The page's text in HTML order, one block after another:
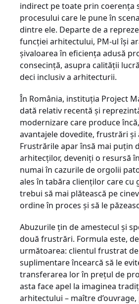
indirect pe toate prin coerența
procesului care le pune în
dintre ele. Departe de a
funcției arhitectului, PM-ul își
șivaloarea în eficiența adusă
consecință, asupra calității
deci inclusiv a arhitecturii.
În România, instituția Project
dată relativ recentă și
modernizare care produce
avantajele dovedite, frustrări și
Frustrările apar însă mai puțin
arhitecților, deveniți o resursă
numai în cazurile de orgolii
ales în tabăra clienților care cu
trebui să mai plătească pe
ordine în proces și să le
Abuzurile țin de amestecul și
două frustrări. Formula este,
următoarea: clientul frustrat
suplimentare încearcă să le
transferarea lor în prețul de
asta face apel la imaginea
arhitectului – maître